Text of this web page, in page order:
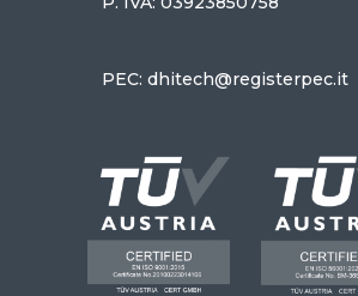
PEC: dhitech@registerpec.it